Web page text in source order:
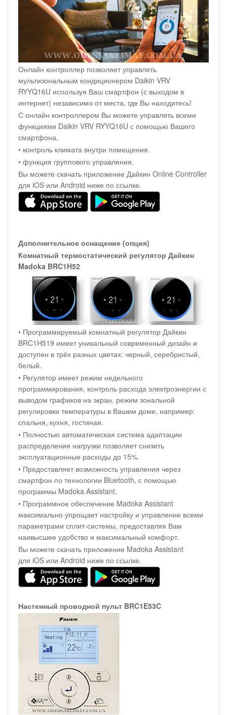
Онлайн контроллер позволяет управлять
мультизональным кондиционером Daikin VRV
RYYQ16U используя Ваш смартфон (с выходом в
интернет) независимо от места, где Вы находитесь!
С онлайн контроллером Вы можете управлять всеми
функциями Daikin VRV RYYQ16U с помощью Вашего
смартфона.
• контроль климата внутри помещения.
• функция группового управления.
Вы можете скачать приложение Дайкин Online Controller
для iOS или Android ниже по ссылке.
Дополнительное оснащение (опция)
Комнатный термостатический регулятор Дайкин
Madoka BRC1H52
• Программируемый комнатный регулятор Дайкин
BRC1H519 имеет уникальный современный дизайн и
доступен в трёх разных цветах: черный, серебристый,
белый.
• Регулятор имеет режим недельного
программирования, контроль расхода электроэнергии с
выводом графиков на экран, режим зональной
регулировки температуры в Вашем доме, например:
спальня, кухня, гостиная.
• Полностью автоматическая система адаптации
распределения нагрузки позволяет снизить
эксплуатационные расходы до 15%.
• Предоставляет возможность управления через
смартфон по технологии Bluetooth, с помощью
программы Madoka Assistant.
• Программное обеспечение Madoka Assistant
максимально упрощает настройку и управление всеми
параметрами сплит-системы, предоставляя Вам
наивысшее удобство и максимальный комфорт.
Вы можете скачать приложение Madoka Assistant
для iOS или Android ниже по ссылке.
Настенный проводной пульт BRC1E53C